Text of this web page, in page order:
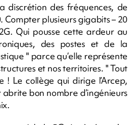
discrétion des fréquences, de
Compter plusieurs gigabits – 20
Qui pousse cette ardeur au
des postes et de la
" parce qu’elle représente
et nos territoires. " Tout
! Le collège qui dirige l’Arcep,
bon nombre d’ingénieurs